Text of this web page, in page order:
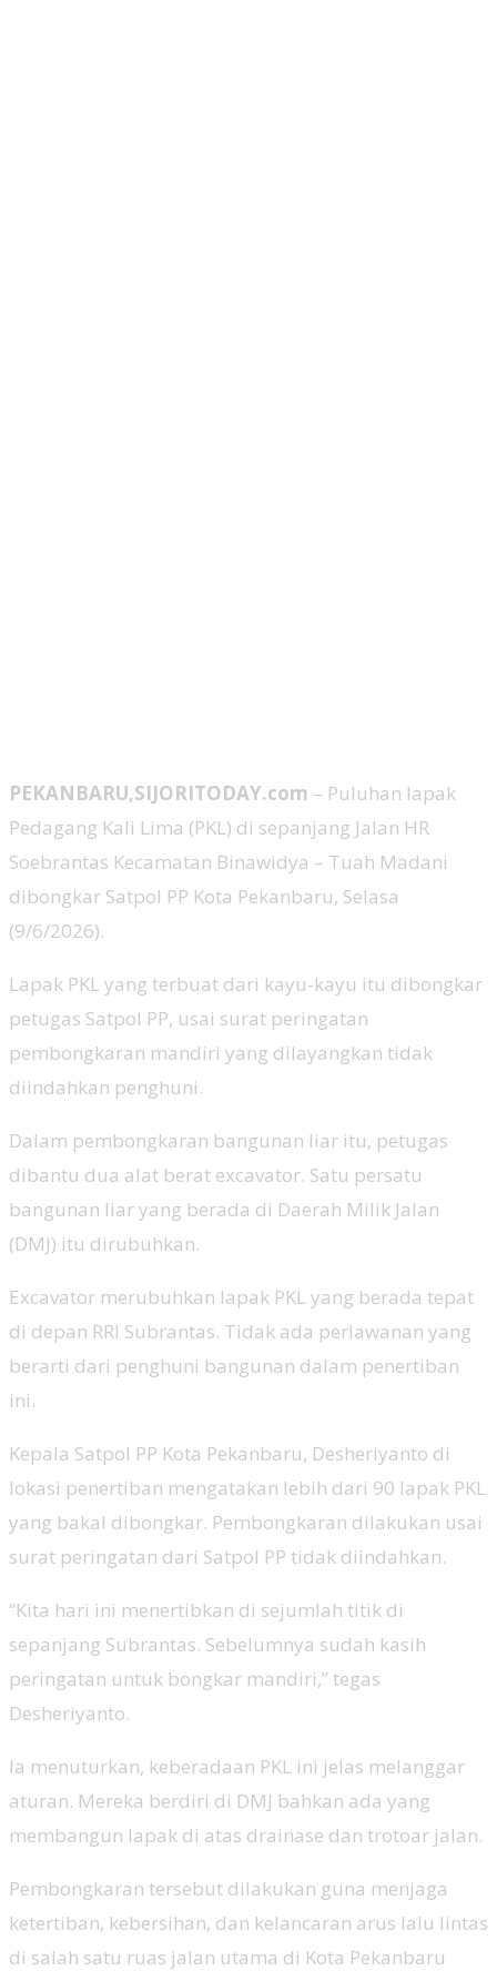
PEKANBARU,SIJORITODAY.com – Puluhan lapak
Pedagang Kali Lima (PKL) di sepanjang Jalan HR
Soebrantas Kecamatan Binawidya – Tuah Madani
dibongkar Satpol PP Kota Pekanbaru, Selasa
(9/6/2026).
Lapak PKL yang terbuat dari kayu-kayu itu dibongkar
petugas Satpol PP, usai surat peringatan
pembongkaran mandiri yang dilayangkan tidak
diindahkan penghuni.
Dalam pembongkaran bangunan liar itu, petugas
dibantu dua alat berat excavator. Satu persatu
bangunan liar yang berada di Daerah Milik Jalan
(DMJ) itu dirubuhkan.
Excavator merubuhkan lapak PKL yang berada tepat
di depan RRI Subrantas. Tidak ada perlawanan yang
berarti dari penghuni bangunan dalam penertiban
ini.
Kepala Satpol PP Kota Pekanbaru, Desheriyanto di
lokasi penertiban mengatakan lebih dari 90 lapak PKL
yang bakal dibongkar. Pembongkaran dilakukan usai
surat peringatan dari Satpol PP tidak diindahkan.
“Kita hari ini menertibkan di sejumlah titik di
sepanjang Subrantas. Sebelumnya sudah kasih
peringatan untuk bongkar mandiri,” tegas
Desheriyanto.
Ia menuturkan, keberadaan PKL ini jelas melanggar
aturan. Mereka berdiri di DMJ bahkan ada yang
membangun lapak di atas drainase dan trotoar jalan.
Pembongkaran tersebut dilakukan guna menjaga
ketertiban, kebersihan, dan kelancaran arus lalu lintas
di salah satu ruas jalan utama di Kota Pekanbaru